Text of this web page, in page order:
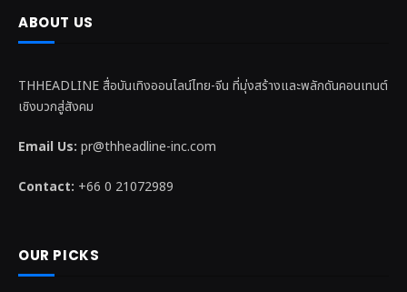
ABOUT US
THHEADLINE สื่อบันเทิงออนไลน์ไทย-จีน ที่มุ่งสร้างและพลักดันคอนเทนต์
เชิงบวกสู่สังคม
Email Us: pr@thheadline-inc.com
Contact: +66 0 21072989
OUR PICKS